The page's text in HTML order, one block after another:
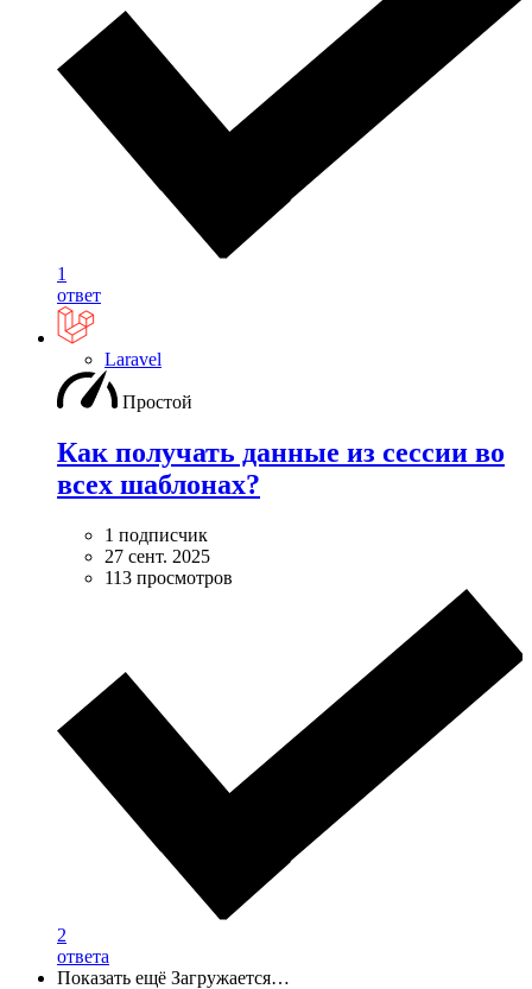
1
ответ
Laravel
Простой
Как получать данные из сессии во
всех шаблонах?
1 подписчик
27 сент. 2025
113 просмотров
2
ответа
Показать ещё Загружается…